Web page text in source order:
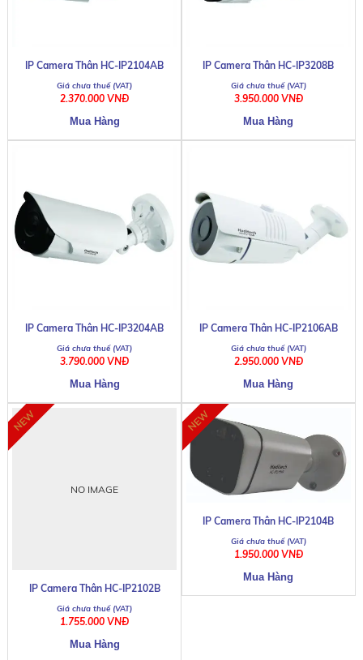
IP Camera Thân HC-IP2104AB
2.370.000 VNĐ
IP Camera Thân HC-IP3208B
3.950.000 VNĐ
IP Camera Thân HC-IP3204AB
3.790.000 VNĐ
IP Camera Thân HC-IP2106AB
2.950.000 VNĐ
NO IMAGE
IP Camera Thân HC-IP2102B
1.755.000 VNĐ
IP Camera Thân HC-IP2104B
1.950.000 VNĐ